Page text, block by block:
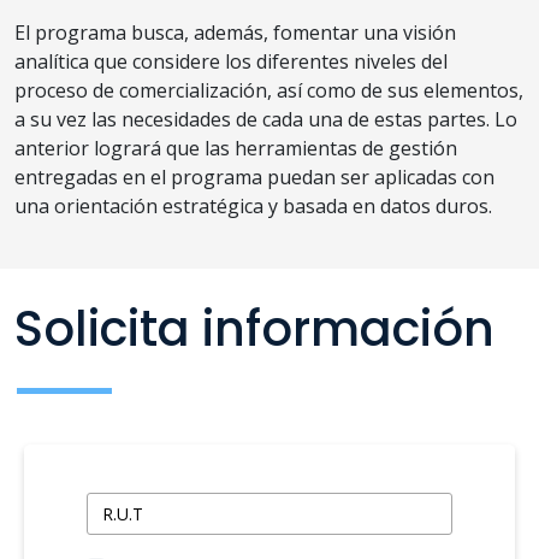
El programa busca, además, fomentar una visión
analítica que considere los diferentes niveles del
proceso de comercialización, así como de sus elementos,
a su vez las necesidades de cada una de estas partes. Lo
anterior logrará que las herramientas de gestión
entregadas en el programa puedan ser aplicadas con
una orientación estratégica y basada en datos duros.
Solicita información